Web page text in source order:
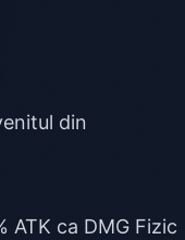
din
ATK ca DMG Fizic